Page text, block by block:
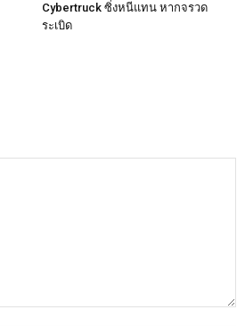
Cybertruck ซิ่งหนีแทน หากจรวด
ระเบิด